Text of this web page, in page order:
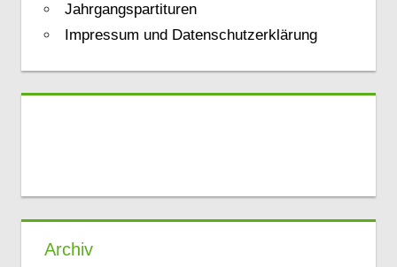
Jahrgangspartituren
Impressum und Datenschutzerklärung
Archiv